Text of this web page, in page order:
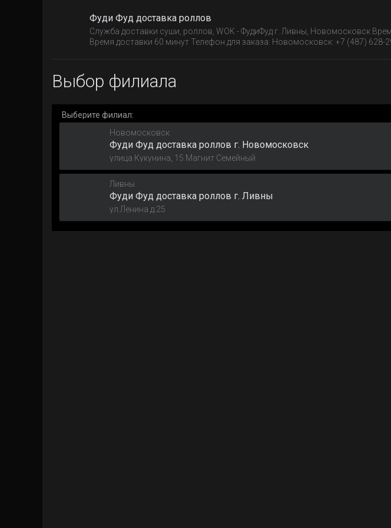
Фуди Фуд доставка роллов
Служба доставки суши, роллов, WOK - ФудиФуд г. Ливны, Новомосковск
Время доставки 60 минут Телефон для заказа: Новомосковск: +7 (487) 628-
Выбор филиала
Выберите филиал:
Новомосковск
Фуди Фуд доставка роллов г. Новомосковск
улица Кукунина, 15 Магнит Семейный
Ливны
Фуди Фуд доставка роллов г. Ливны
ул.Ленина д.25